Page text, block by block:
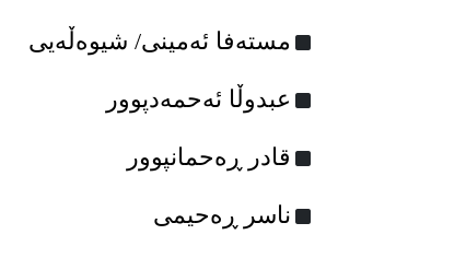
مسته‌فا ئه‌مینی/ شیوه‌ڵه‌یی
عبدوڵا ئه‌حمه‌دپوور
قادر ڕەحمانپوور
ناسر ڕه‌حیمی